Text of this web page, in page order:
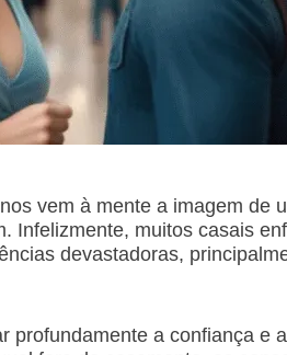
vem à mente a imagem de
Infelizmente, muitos casais
devastadoras,
a confiança e